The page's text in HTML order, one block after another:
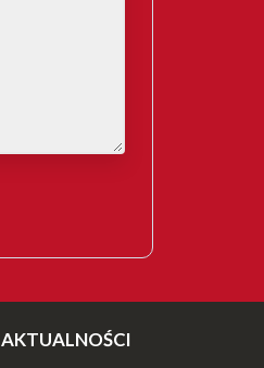
AKTUALNOŚCI